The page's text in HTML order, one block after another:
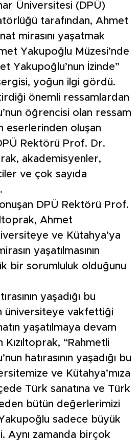
Üniversitesi (DPÜ)
tarafından, Ahmet
mirasını yaşatmak
Yakupoğlu Müzesi’nde
Yakupoğlu’nun İzinde”
yoğun ilgi gördü.
önemli ressamlardan
öğrencisi olan ressam
eserlerinden oluşan
Rektörü Prof. Dr.
akademisyenler,
ve çok sayıda
DPÜ Rektörü Prof.
Ahmet
ve Kütahya’ya
yaşatılmasının
bir sorumluluk olduğunu
yaşadığı bu
üniversiteye vakfettiği
yaşatılmaya devam
“Rahmetli
hatırasının yaşadığı bu
ve Kütahya’mıza
Türk sanatına ve Türk
bütün değerlerimizi
sadece büyük
Aynı zamanda birçok